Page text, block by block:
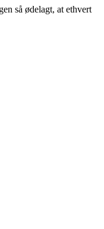
så ødelagt, at ethvert